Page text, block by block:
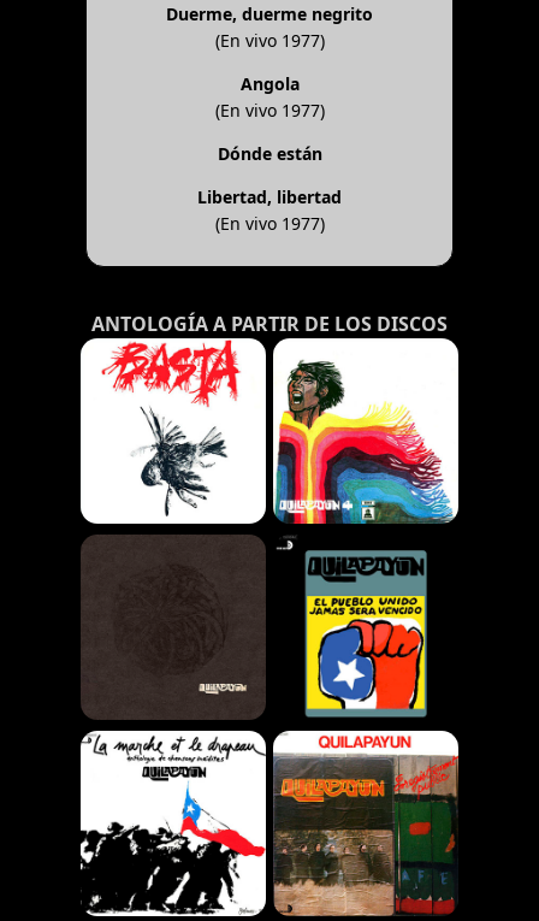
Duerme, duerme negrito
(En vivo 1977)
Angola
(En vivo 1977)
Dónde están
Libertad, libertad
(En vivo 1977)
ANTOLOGÍA A PARTIR DE LOS DISCOS